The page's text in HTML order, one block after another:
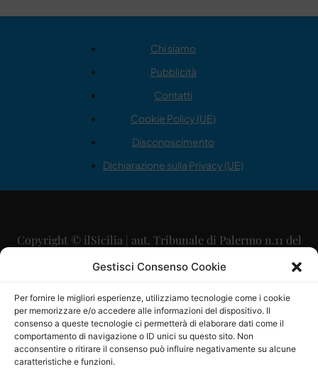
Gestisci Consenso Cookie
Per fornire le migliori esperienze, utilizziamo tecnologie come i cookie
per memorizzare e/o accedere alle informazioni del dispositivo. Il
consenso a queste tecnologie ci permetterà di elaborare dati come il
comportamento di navigazione o ID unici su questo sito. Non
acconsentire o ritirare il consenso può influire negativamente su alcune
caratteristiche e funzioni.
Chi siamo
Pubblicità
Contatti
Cookie Policy (UE)
Disconoscimento
Dichiarazione sulla Privacy (UE)
Copyright © ilSicilia | aut. Tribunale di Palermo n.11 del
29/09/2015
Direttore Editoriale: Maurizio Scaglione
Direttore Responsabile: Maria Calabrese